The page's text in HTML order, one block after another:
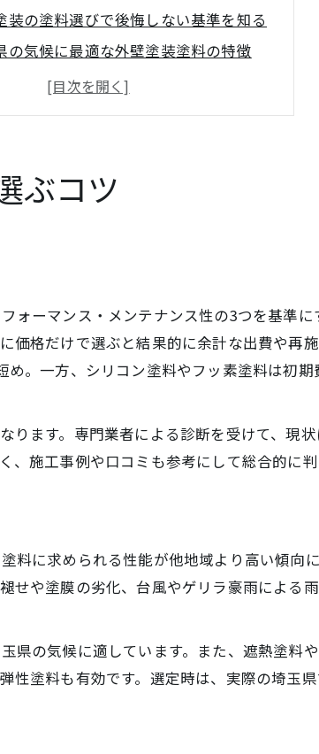
装の塗料選びで後悔しない基準を知る
の気候に最適な外壁塗装塗料の特徴
外壁塗装業者と選ばれる理由を解説
装の助成金活用で賢く塗料を選ぶ方法
壁塗装の秘訣を徹底解説
装で重視すべき高耐久塗料の条件
評価から見る高耐久外壁塗装事情
迷ったときのポイントとは
でおすすめの外壁塗装塗料を比較
ックペイントと日本ペイント徹底比較
装で重要な耐用年数の見極め方
と費用対効果で選ぶ外壁塗装のコツ
装の保証内容と選び方のポイント
ぶコツ
ォーマンス・メンテナンス性の3つを基準
格だけで選ぶと結果的に余計な出費や再
。一方、シリコン塗料やフッ素塗料は初
ります。専門業者による診断を受けて、現
施工事例や口コミも参考にして総合的に判
に求められる性能が他地域より高い傾向
せや塗膜の劣化、台風やゲリラ豪雨による
の気候に適しています。また、遮熱塗料
性塗料も有効です。選定時は、実際の埼玉